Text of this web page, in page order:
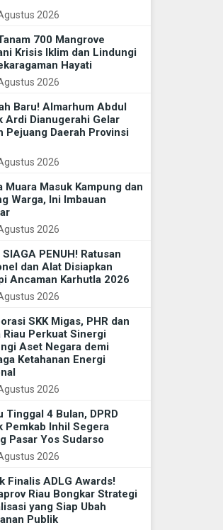
2026
700 Mangrove
Krisis Iklim dan Lindungi
Hayati
2026
Baru! Almarhum Abdul
Ardi Dianugerahi Gelar
Pejuang Daerah Provinsi
2026
Muara Masuk Kampung dan
Warga, Ini Imbauan
2026
SIAGA PENUH! Ratusan
dan Alat Disiapkan
Ancaman Karhutla 2026
2026
SKK Migas, PHR dan
Riau Perkuat Sinergi
Aset Negara demi
Ketahanan Energi
2026
Tinggal 4 Bulan, DPRD
Pemkab Inhil Segera
Pasar Yos Sudarso
2026
Finalis ADLG Awards!
Riau Bongkar Strategi
yang Siap Ubah
Publik